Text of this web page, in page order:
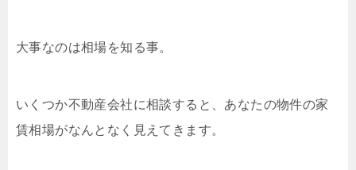
大事なのは相場を知る事。
いくつか不動産会社に相談すると、あなたの物件の家
賃相場がなんとなく見えてきます。